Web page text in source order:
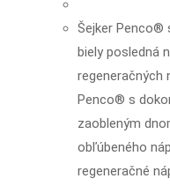
Šejker Penco®
biely posledná
regeneračných
Penco® s
zaobleným
obľúbeného
regeneračné